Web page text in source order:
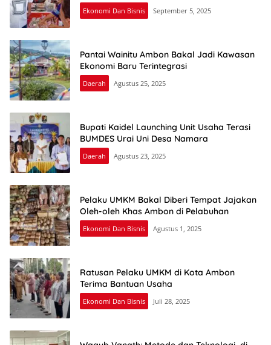
Ekonomi Dan Bisnis September 5, 2025
Pantai Wainitu Ambon Bakal Jadi Kawasan
Ekonomi Baru Terintegrasi
Daerah Agustus 25, 2025
Bupati Kaidel Launching Unit Usaha Terasi
BUMDES Urai Uni Desa Namara
Daerah Agustus 23, 2025
Pelaku UMKM Bakal Diberi Tempat Jajakan
Oleh-oleh Khas Ambon di Pelabuhan
Ekonomi Dan Bisnis Agustus 1, 2025
Ratusan Pelaku UMKM di Kota Ambon
Terima Bantuan Usaha
Ekonomi Dan Bisnis Juli 28, 2025